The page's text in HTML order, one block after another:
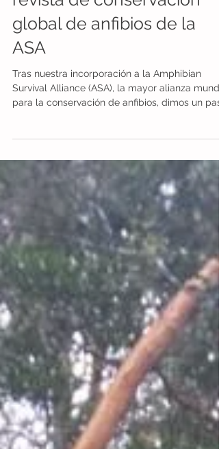
La ONG Ranita de Darwin
publica en Amphibios, la
revista de conservación
global de anfibios de la
ASA
para la conservación de anfibios, dimos un paso
clave: publicamos dos artículos en Amphibios,
revista de conservación global de anfibios de
alianza. Con estas publicaciones permitimos dar
a conocer, ante una audiencia internacional, el
trabajo que venimos desarrollando desde hace
más de una década en el sur de Chile. La
primera publicación se titula ‘ONG Ranita de
Darwin Joi